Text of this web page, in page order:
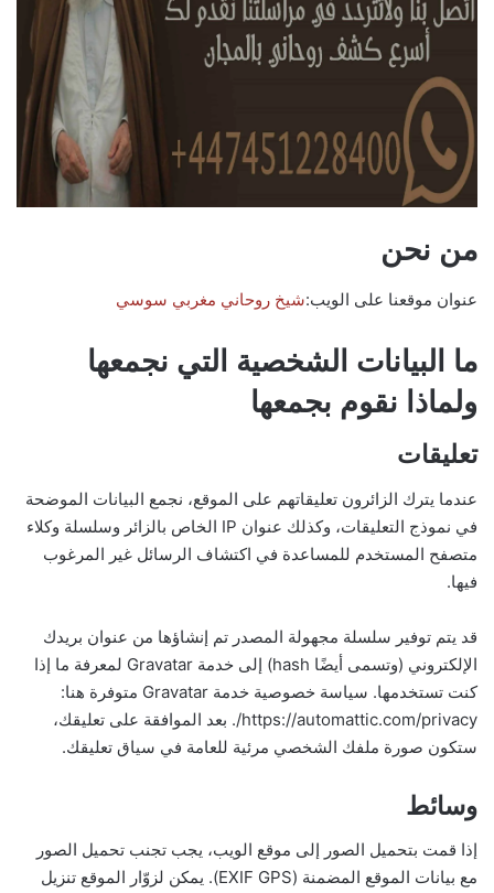
من نحن
عنوان موقعنا على الويب:شيخ روحاني مغربي سوسي
ما البيانات الشخصية التي نجمعها
ولماذا نقوم بجمعها
تعليقات
عندما يترك الزائرون تعليقاتهم على الموقع، نجمع البيانات الموضحة
في نموذج التعليقات، وكذلك عنوان IP الخاص بالزائر وسلسلة وكلاء
متصفح المستخدم للمساعدة في اكتشاف الرسائل غير المرغوب
فيها.
قد يتم توفير سلسلة مجهولة المصدر تم إنشاؤها من عنوان بريدك
الإلكتروني (وتسمى أيضًا hash) إلى خدمة Gravatar لمعرفة ما إذا
كنت تستخدمها. سياسة خصوصية خدمة Gravatar متوفرة هنا:
https://automattic.com/privacy/. بعد الموافقة على تعليقك،
ستكون صورة ملفك الشخصي مرئية للعامة في سياق تعليقك.
وسائط
إذا قمت بتحميل الصور إلى موقع الويب، يجب تجنب تحميل الصور
مع بيانات الموقع المضمنة (EXIF GPS). يمكن لزوّار الموقع تنزيل